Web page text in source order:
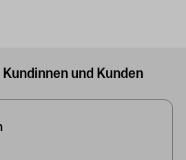
und Kunden